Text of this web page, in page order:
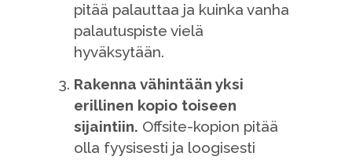
pitää palauttaa ja kuinka vanha
palautuspiste vielä
hyväksytään.
Rakenna vähintään yksi
erillinen kopio toiseen
sijaintiin. Offsite-kopion pitää
olla fyysisesti ja loogisesti